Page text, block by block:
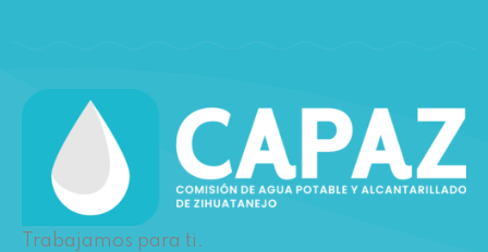
Trabajamos para ti.